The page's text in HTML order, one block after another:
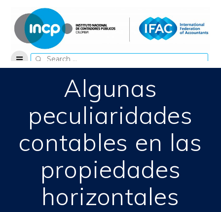
content
Search
for:
Algunas
peculiaridades
contables en las
propiedades
horizontales